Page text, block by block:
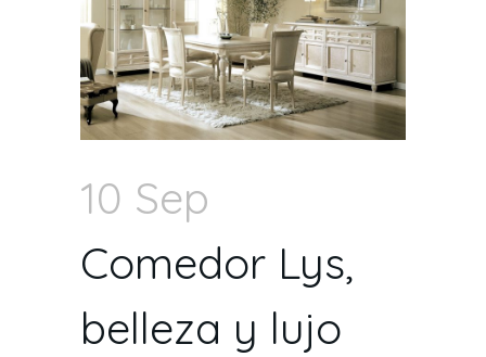
10 Sep
Comedor Lys,
belleza y lujo